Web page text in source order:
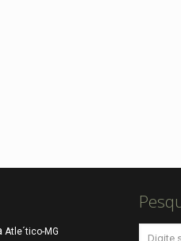
Atle´tico-MG